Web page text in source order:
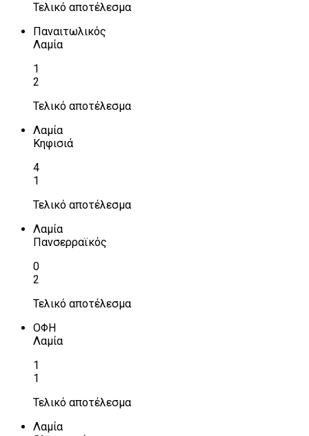
Τελικό αποτέλεσμα
Παναιτωλικός
Λαμία
1
2
Τελικό αποτέλεσμα
Λαμία
Κηφισιά
4
1
Τελικό αποτέλεσμα
Λαμία
Πανσερραϊκός
0
2
Τελικό αποτέλεσμα
ΟΦΗ
Λαμία
1
1
Τελικό αποτέλεσμα
Λαμία